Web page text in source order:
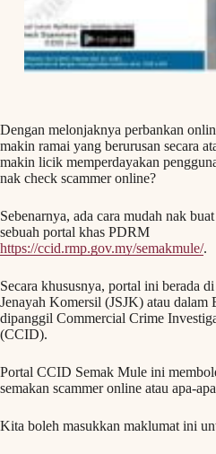
Dengan melonjaknya perbankan
makin ramai yang berurusan secara
makin licik memperdayakan
nak check scammer online?
Sebenarnya, ada cara mudah nak
sebuah portal khas PDRM
https://ccid.rmp.gov.my/semakmule/.
Secara khususnya, portal ini berada
Jenayah Komersil (JSJK) atau dalam
dipanggil Commercial Crime
(CCID).
Portal CCID Semak Mule ini
semakan scammer online atau apa-
Kita boleh masukkan maklumat ini